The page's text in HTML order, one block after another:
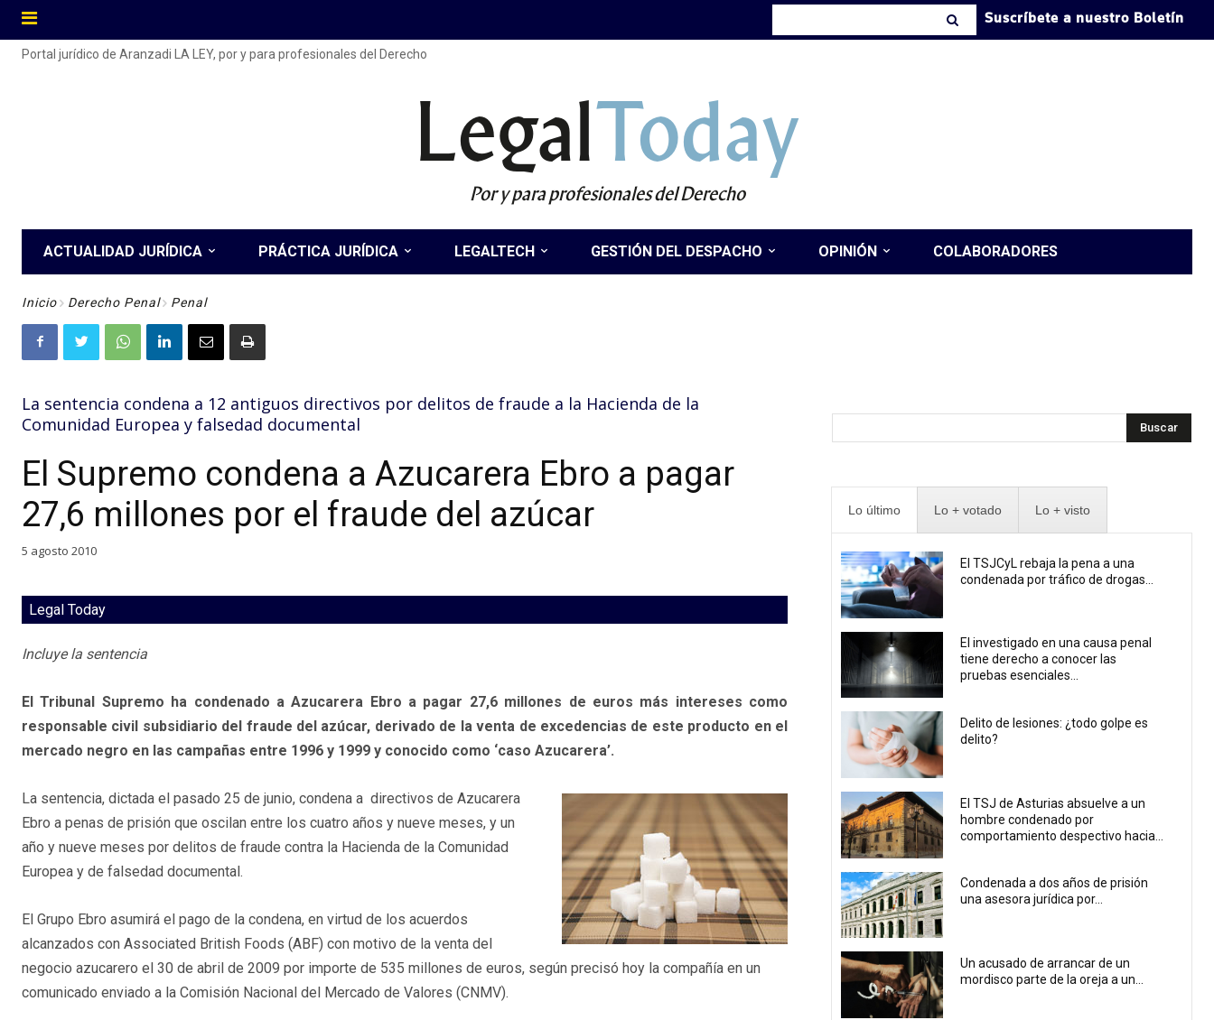
Suscríbete a nuestro Boletín
Portal jurídico de Aranzadi LA LEY, por y para profesionales del Derecho
LegalToday
Por y para profesionales del Derecho
ACTUALIDAD JURÍDICA PRÁCTICA JURÍDICA LEGALTECH GESTIÓN DEL DESPACHO OPINIÓN COLABORADORES
Inicio Derecho Penal Penal
La sentencia condena a 12 antiguos directivos por delitos de fraude a la Hacienda de la
Comunidad Europea y falsedad documental
El Supremo condena a Azucarera Ebro a pagar
27,6 millones por el fraude del azúcar
5 agosto 2010
Legal Today
Incluye la sentencia
El Tribunal Supremo ha condenado a Azucarera Ebro a pagar 27,6 millones de euros más intereses como
responsable civil subsidiario del fraude del azúcar, derivado de la venta de excedencias de este producto en el
mercado negro en las campañas entre 1996 y 1999 y conocido como ‘caso Azucarera’.
La sentencia, dictada el pasado 25 de junio, condena a directivos de Azucarera
Ebro a penas de prisión que oscilan entre los cuatro años y nueve meses, y un
año y nueve meses por delitos de fraude contra la Hacienda de la Comunidad
Europea y de falsedad documental.
El Grupo Ebro asumirá el pago de la condena, en virtud de los acuerdos
alcanzados con Associated British Foods (ABF) con motivo de la venta del
negocio azucarero el 30 de abril de 2009 por importe de 535 millones de euros, según precisó hoy la compañía en un
comunicado enviado a la Comisión Nacional del Mercado de Valores (CNMV).
Buscar
Lo último Lo + votado Lo + visto
El TSJCyL rebaja la pena a una
condenada por tráfico de drogas...
El investigado en una causa penal
tiene derecho a conocer las
pruebas esenciales...
Delito de lesiones: ¿todo golpe es
delito?
El TSJ de Asturias absuelve a un
hombre condenado por
comportamiento despectivo hacia...
Condenada a dos años de prisión
una asesora jurídica por...
Un acusado de arrancar de un
mordisco parte de la oreja a un...